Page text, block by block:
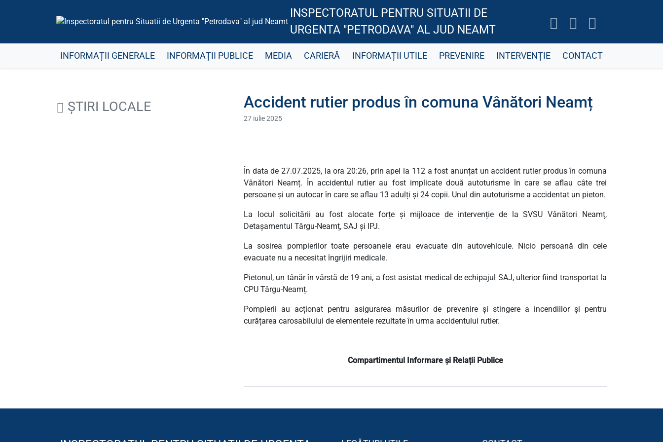
INSPECTORATUL PENTRU SITUATII DE
URGENTA "PETRODAVA" AL JUD NEAMT
INFORMAȚII GENERALE INFORMAȚII PUBLICE MEDIA CARIERĂ INFORMAȚII UTILE PREVENIRE INTERVENȚIE CONTACT
ȘTIRI LOCALE Accident rutier produs în comuna Vânători Neamț
27 iulie 2025
În data de 27.07.2025, la ora 20:26, prin apel la 112 a fost anunțat un accident rutier produs în comuna
Vânători Neamț. În accidentul rutier au fost implicate două autoturisme în care se aflau câte trei
persoane și un autocar în care se aflau 13 adulți și 24 copii. Unul din autoturisme a accidentat un pieton.
La locul solicitării au fost alocate forțe și mijloace de intervenție de la SVSU Vânători Neamț,
Detașamentul Târgu-Neamț, SAJ și IPJ.
La sosirea pompierilor toate persoanele erau evacuate din autovehicule. Nicio persoană din cele
evacuate nu a necesitat îngrijiri medicale.
Pietonul, un tânăr în vârstă de 19 ani, a fost asistat medical de echipajul SAJ, ulterior fiind transportat la
CPU Târgu-Neamț.
Pompierii au acționat pentru asigurarea măsurilor de prevenire și stingere a incendiilor și pentru
curățarea carosabilului de elementele rezultate în urma accidentului rutier.
Compartimentul Informare și Relații Publice